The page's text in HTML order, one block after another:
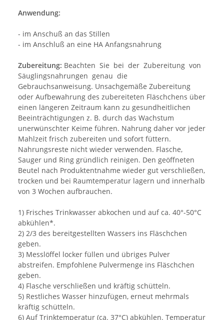
Anwendung:
- im Anschuß an das Stillen
- im Anschluß an eine HA Anfangsnahrung
Zubereitung: Beachten Sie bei der Zubereitung von
Säuglingsnahrungen genau die
Gebrauchsanweisung. Unsachgemäße Zubereitung
oder Aufbewahrung des zubereiteten Fläschchens über
einen längeren Zeitraum kann zu gesundheitlichen
Beeinträchtigungen z. B. durch das Wachstum
unerwünschter Keime führen. Nahrung daher vor jeder
Mahlzeit frisch zubereiten und sofort füttern.
Nahrungsreste nicht wieder verwenden. Flasche,
Sauger und Ring gründlich reinigen. Den geöffneten
Beutel nach Produktentnahme wieder gut verschließen,
trocken und bei Raumtemperatur lagern und innerhalb
von 3 Wochen aufbrauchen.
1) Frisches Trinkwasser abkochen und auf ca. 40°-50°C
abkühlen*.
2) 2/3 des bereitgestellten Wassers ins Fläschchen
geben.
3) Messlöffel locker füllen und übriges Pulver
abstreifen. Empfohlene Pulvermenge ins Fläschchen
geben.
4) Flasche verschließen und kräftig schütteln.
5) Restliches Wasser hinzufügen, erneut mehrmals
kräftig schütteln.
6) Auf Trinktemperatur (ca. 37°C) abkühlen. Temperatur